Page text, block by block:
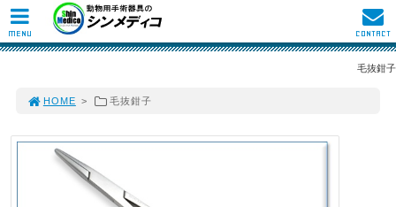
毛抜鉗子
HOME > 毛抜鉗子
MENU CONTACT